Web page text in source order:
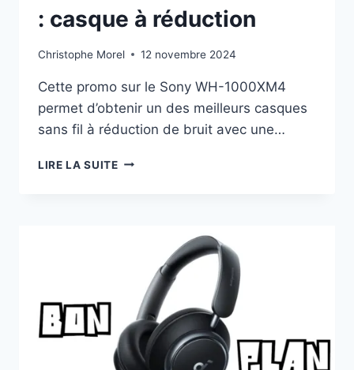
: casque à réduction
Christophe Morel 12 novembre 2024
Cette promo sur le Sony WH-1000XM4
permet d’obtenir un des meilleurs casques
sans fil à réduction de bruit avec une…
LIRE LA SUITEPROMO
CASQUE
RÉDUCTION